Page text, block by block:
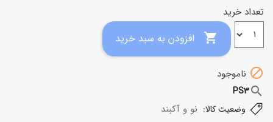
تعداد خرید

 ناموجود
search
PS3
وضعیت کالا: نو و آکبند